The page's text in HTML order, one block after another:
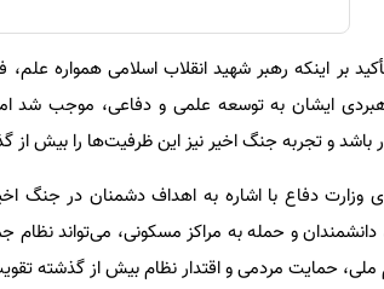
بر اینکه رهبر شهید انقلاب اسلامی همواره
ایشان به توسعه علمی و دفاعی، موجب شد
باشد و تجربه جنگ اخیر نیز این ظرفیت‌ها را بیش از
وزارت دفاع با اشاره به اهداف دشمنان در جنگ
دانشمندان و حمله به مراکز مسکونی، می‌تواند نظام
ملی، حمایت مردمی و اقتدار نظام بیش از گذشته